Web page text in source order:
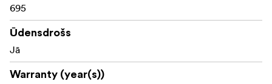
695
Ūdensdrošs
Jā
Warranty (year(s))